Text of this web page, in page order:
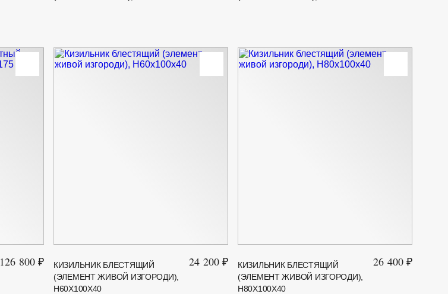
126 800 ₽
КИЗИЛЬНИК БЛЕСТЯЩИЙ
(ЭЛЕМЕНТ ЖИВОЙ ИЗГОРОДИ),
Н60X100X40
24 200 ₽
КИЗИЛЬНИК БЛЕСТЯЩИЙ
(ЭЛЕМЕНТ ЖИВОЙ ИЗГОРОДИ),
H80X100X40
26 400 ₽